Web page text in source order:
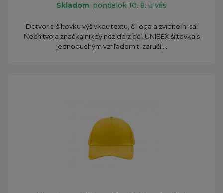
Skladom, pondelok 10. 8. u vás
Dotvor si šiltovku výšivkou textu, či loga a zviditeľni sa!
Nech tvoja značka nikdy nezíde z očí. UNISEX šiltovka s
jednoduchým vzhľadom ti zaručí,...